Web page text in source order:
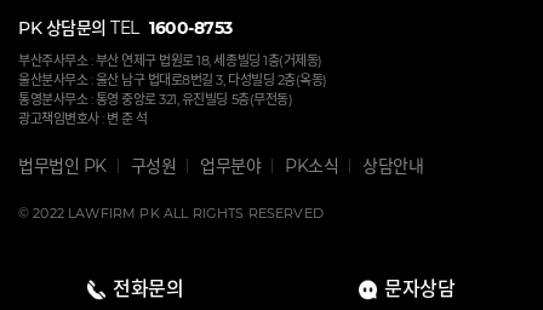
전화문의 문자상담
PK 상담문의 TEL 1600-8753
부산주사무소 : 부산 연제구 법원로 18, 세종빌딩 1층(거제동)
울산분사무소 : 울산 남구 법대로8번길 3, 다성빌딩 2층(옥동)
통영분사무소 : 통영 중앙로 321, 유진빌딩 5층(무전동)
광고책임변호사 : 변 준 석
법무법인 PK 구성원 업무분야 PK소식 상담안내
© 2022 LAWFIRM PK ALL RIGHTS RESERVED